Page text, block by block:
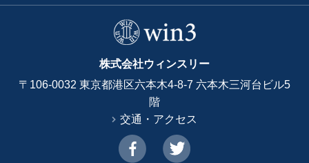
株式会社ウィンスリー
〒106-0032 東京都港区六本木4-8-7 六本木三河台ビル5
階
交通・アクセス